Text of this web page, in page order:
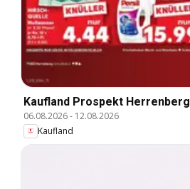
Kaufland Prospekt Herrenberg
06.08.2026- 12.08.2026
Kaufland